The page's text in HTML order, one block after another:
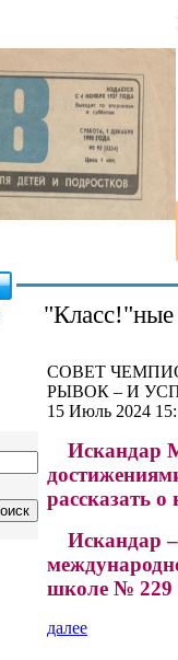
"Класс!"ные
СОВЕТ
РЫВОК – И
15 Июль 2024
Искандар
рассказать
Искандар
школе № 229
далее